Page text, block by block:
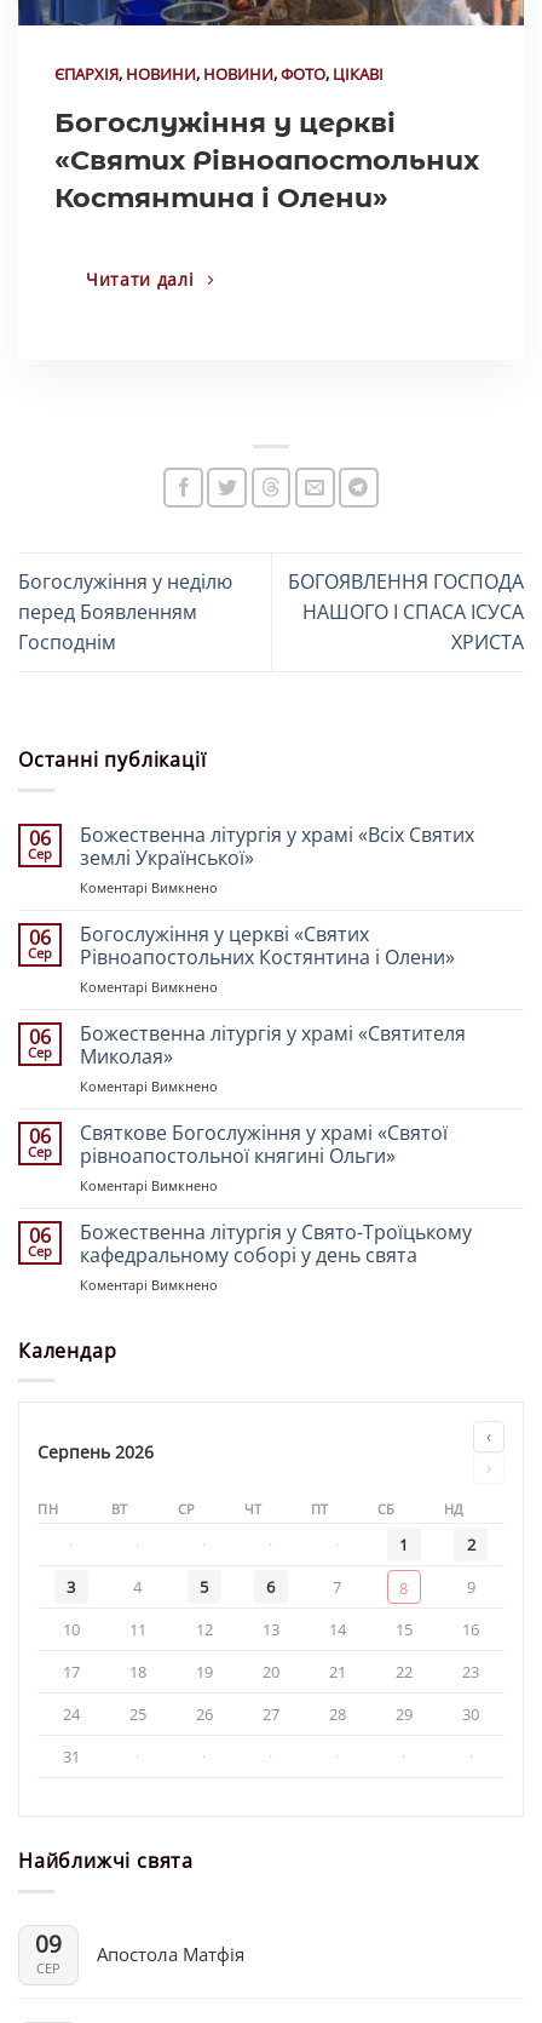
ЄПАРХІЯ, НОВИНИ, НОВИНИ,ФОТО, ЦІКАВІ
Богослужіння у церкві
«Святих Рівноапостольних
Костянтина і Олени»
Читати далі
Богослужіння у неділю
перед Боявленням
Господнім
БОГОЯВЛЕННЯ ГОСПОДА
НАШОГО І СПАСА ІСУСА
ХРИСТА
Останні публікації
06
Сер
Божественна літургія у храмі «Всіх Святих
землі Української»
Коментарі Вимкнено
літургія
у
храмі
землі
Української»
06
Сер
Богослужіння у церкві «Святих
Рівноапостольних Костянтина і Олени»
Коментарі Вимкнено
у
церкві
і
Олени»
06
Сер
Божественна літургія у храмі «Святителя
Миколая»
Коментарі Вимкнено
літургія
у
храмі
06
Сер
Святкове Богослужіння у храмі «Святої
рівноапостольної княгині Ольги»
Коментарі Вимкнено
Богослужіння
у
храмі
06
Сер
Божественна літургія у Свято-Троїцькому
кафедральному соборі у день свята
Коментарі Вимкнено
Календар
Серпень 2026
‹
›
ПН ВТ СР ЧТ ПТ СБ НД
· · · · · 1
2
3
4 5 6 7 8
9
10
11 12 13 14 15
16
17
18 19 20 21 22
23
24
25 26 27 28 29
30
31
· · · · · ·
Найближчі свята
09
СЕР
Апостола Матфія